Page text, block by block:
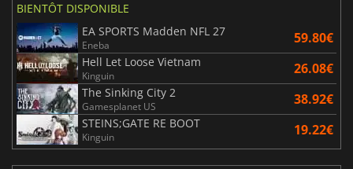
BIENTÔT DISPONIBLE
EA SPORTS Madden NFL 27
Eneba 59.80€
Hell Let Loose Vietnam
Kinguin 26.08€
The Sinking City 2
Gamesplanet US 38.92€
STEINS;GATE RE BOOT
Kinguin 19.22€